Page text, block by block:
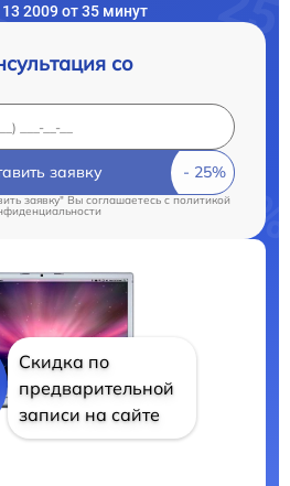
2009 от 35 минут
со
заявку
заявку" Вы соглашаетесь cполитикой
Скидка по
предварительной
записи на сайте